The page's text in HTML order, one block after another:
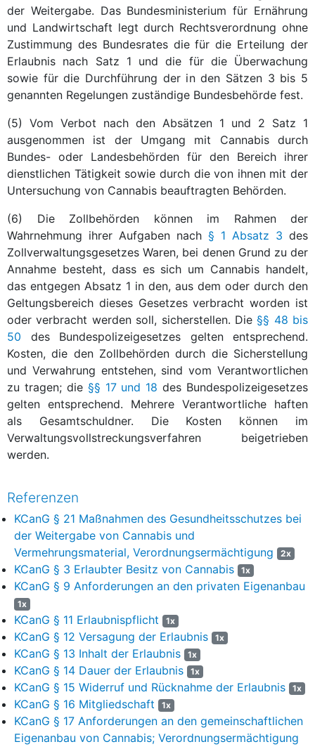
der Weitergabe. Das Bundesministerium für Ernährung
und Landwirtschaft legt durch Rechtsverordnung ohne
Zustimmung des Bundesrates die für die Erteilung der
Erlaubnis nach Satz 1 und die für die Überwachung
sowie für die Durchführung der in den Sätzen 3 bis 5
genannten Regelungen zuständige Bundesbehörde fest.
(5) Vom Verbot nach den Absätzen 1 und 2 Satz 1
ausgenommen ist der Umgang mit Cannabis durch
Bundes- oder Landesbehörden für den Bereich ihrer
dienstlichen Tätigkeit sowie durch die von ihnen mit der
Untersuchung von Cannabis beauftragten Behörden.
(6) Die Zollbehörden können im Rahmen der
Wahrnehmung ihrer Aufgaben nach § 1 Absatz 3 des
Zollverwaltungsgesetzes Waren, bei denen Grund zu der
Annahme besteht, dass es sich um Cannabis handelt,
das entgegen Absatz 1 in den, aus dem oder durch den
Geltungsbereich dieses Gesetzes verbracht worden ist
oder verbracht werden soll, sicherstellen. Die§§ 48 bis
50 des Bundespolizeigesetzes gelten entsprechend.
Kosten, die den Zollbehörden durch die Sicherstellung
und Verwahrung entstehen, sind vom Verantwortlichen
zu tragen; die §§ 17 und 18 des Bundespolizeigesetzes
gelten entsprechend. Mehrere Verantwortliche haften
als Gesamtschuldner. Die Kosten können im
Verwaltungsvollstreckungsverfahren beigetrieben
werden.
Referenzen
KCanG § 21 Maßnahmen des Gesundheitsschutzes bei
der Weitergabe von Cannabis und
Vermehrungsmaterial, Verordnungsermächtigung
2x
KCanG § 3 Erlaubter Besitz von Cannabis 1x
KCanG § 9 Anforderungen an den privaten Eigenanbau
1x
KCanG § 11 Erlaubnispflicht 1x
KCanG § 12 Versagung der Erlaubnis 1x
KCanG § 13 Inhalt der Erlaubnis 1x
KCanG § 14 Dauer der Erlaubnis 1x
KCanG § 15 Widerruf und Rücknahme der Erlaubnis 1x
KCanG § 16 Mitgliedschaft 1x
KCanG § 17 Anforderungen an den gemeinschaftlichen
Eigenanbau von Cannabis; Verordnungsermächtigung